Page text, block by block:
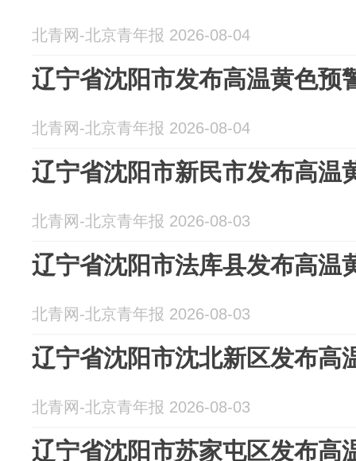
北青网-北京青年报 2026-08-04
辽宁省沈阳市发布高温黄色预
北青网-北京青年报 2026-08-04
辽宁省沈阳市新民市发布高温
北青网-北京青年报 2026-08-03
辽宁省沈阳市法库县发布高温
北青网-北京青年报 2026-08-03
辽宁省沈阳市沈北新区发布高
北青网-北京青年报 2026-08-03
辽宁省沈阳市苏家屯区发布高